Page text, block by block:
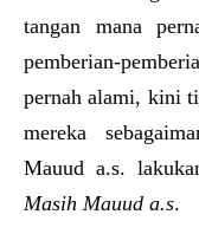
tangan mana
pemberian-
pernah alami, kini
mereka
Mauud a.s.
Masih Mauud a.s.